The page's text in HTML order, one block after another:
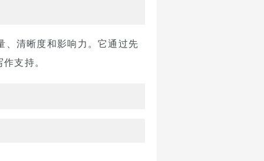
清晰度和影响力。它通过先
支持。